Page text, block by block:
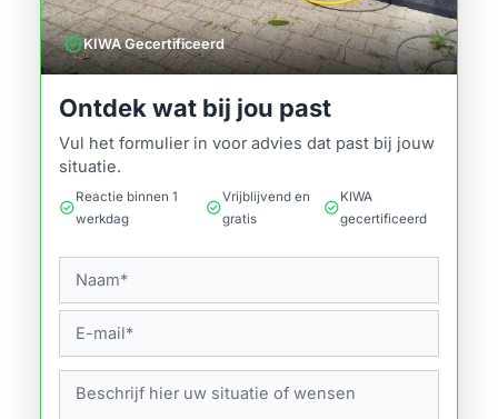
verifiedKIWA Gecertificeerd
Ontdek wat bij jou past
Vul het formulier in voor advies dat past bij jouw
situatie.
check_circle
Reactie binnen 1
werkdag
check_circle
Vrijblijvend en
gratis
check_circle
KIWA
gecertificeerd